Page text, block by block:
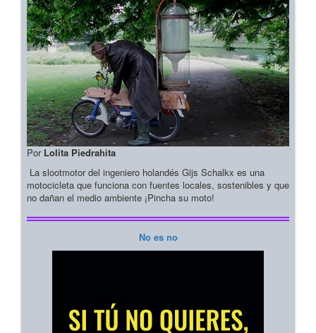
Por Lolita Piedrahita
La slootmotor del ingeniero holandés Gijs Schalkx es una
motocicleta que funciona con fuentes locales, sostenibles y que
no dañan el medio ambiente ¡Pincha su moto!
No es no